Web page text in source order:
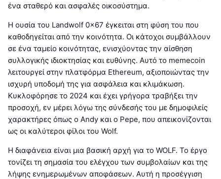
ένα σταθερό και ασφαλές οικοσύστημα.
Η ουσία του Landwolf 0x67 έγκειται στη φύση του που
καθοδηγείται από την κοινότητα. Οι κάτοχοι συμβάλλουν
σε ένα ταμείο κοινότητας, ενισχύοντας την αίσθηση
συλλογικής ιδιοκτησίας και ευθύνης. Αυτό το memecoin
λειτουργεί στην πλατφόρμα Ethereum, αξιοποιώντας την
ισχυρή υποδομή της για ασφάλεια και κλιμάκωση.
Κυκλοφόρησε το 2024 και έχει γρήγορα τραβήξει την
προσοχή, εν μέρει λόγω της σύνδεσής του με δημοφιλείς
χαρακτήρες όπως ο Andy και ο Pepe, που απεικονίζονται
ως οι καλύτεροι φίλοι του Wolf.
Η διαφάνεια είναι μια βασική αρχή για το WOLF. Το έργο
τονίζει τη σημασία του ελέγχου των συμβολαίων και της
λήψης ενημερωμένων αποφάσεων. Αυτή η προσέγγιση